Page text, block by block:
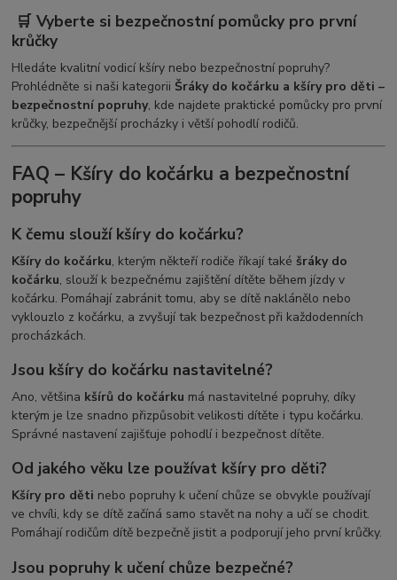
🛒 Vyberte si bezpečnostní pomůcky pro první
krůčky
Hledáte kvalitní vodicí kšíry nebo bezpečnostní popruhy?
Prohlédněte si naši kategorii Šráky do kočárku a kšíry pro děti –
bezpečnostní popruhy, kde najdete praktické pomůcky pro první
krůčky, bezpečnější procházky i větší pohodlí rodičů.
FAQ – Kšíry do kočárku a bezpečnostní
popruhy
K čemu slouží kšíry do kočárku?
Kšíry do kočárku, kterým někteří rodiče říkají také šráky do
kočárku, slouží k bezpečnému zajištění dítěte během jízdy v
kočárku. Pomáhají zabránit tomu, aby se dítě naklánělo nebo
vyklouzlo z kočárku, a zvyšují tak bezpečnost při každodenních
procházkách.
Jsou kšíry do kočárku nastavitelné?
Ano, většina kšírů do kočárku má nastavitelné popruhy, díky
kterým je lze snadno přizpůsobit velikosti dítěte i typu kočárku.
Správné nastavení zajišťuje pohodlí i bezpečnost dítěte.
Od jakého věku lze používat kšíry pro děti?
Kšíry pro děti nebo popruhy k učení chůze se obvykle používají
ve chvíli, kdy se dítě začíná samo stavět na nohy a učí se chodit.
Pomáhají rodičům dítě bezpečně jistit a podporují jeho první krůčky.
Jsou popruhy k učení chůze bezpečné?